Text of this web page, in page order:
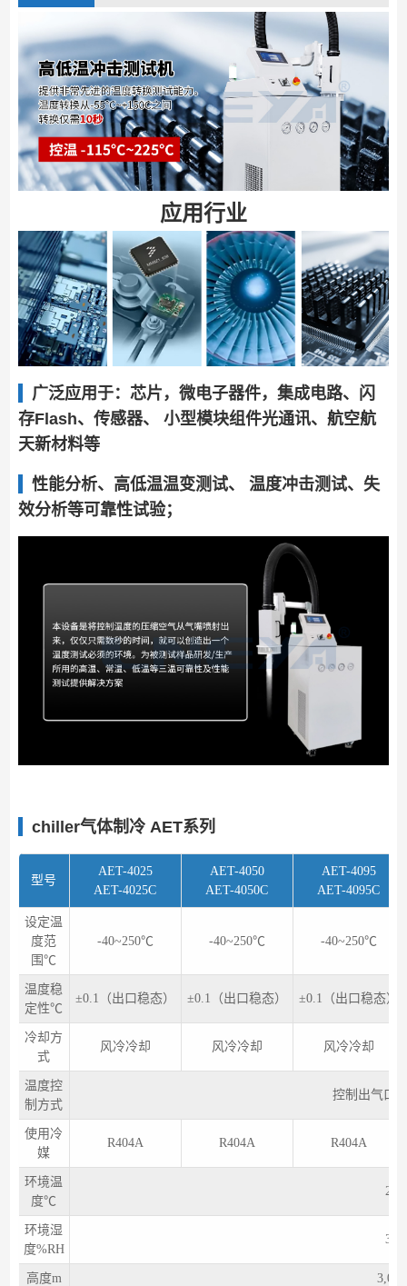
应用行业
广泛应用于：芯片，微电子器件，集成电路、闪
存Flash、传感器、 小型模块组件光通讯、航空航
天新材料等
性能分析、高低温温变测试、 温度冲击测试、失
效分析等可靠性试验；
chiller气体制冷 AET系列
型号
AET-4025
AET-4025C
AET-4050
AET-4050C
AET-4095
AET-4095C
设定温
度范
围℃
-40~250℃ -40~250℃ -40~250℃
温度稳
定性℃
±0.1（出口稳态） ±0.1（出口稳态） ±0.1（出口稳态）
冷却方
式
风冷冷却 风冷冷却 风冷冷却
温度控
制方式
控制出气口
使用冷
媒
R404A R404A R404A
环境温
度℃
20
环境湿
度%RH
30
高度m